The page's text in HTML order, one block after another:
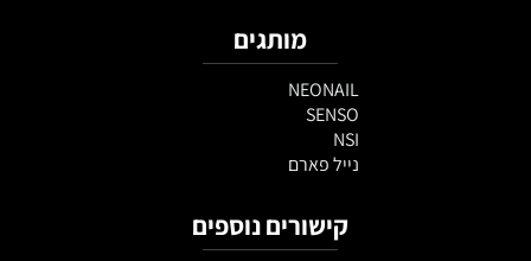
מותגים
NEONAIL
SENSO
NSI
נייל פארם
קישורים נוספים